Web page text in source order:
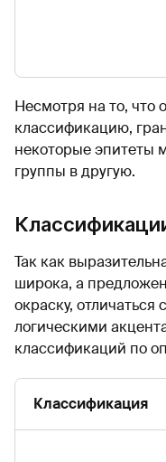
Несмотря на то, что
классификацию,
некоторые эпитеты
группы в другую.
Так как
широка, а
окраску, отличаться
логическими
классификаций по
Классификация